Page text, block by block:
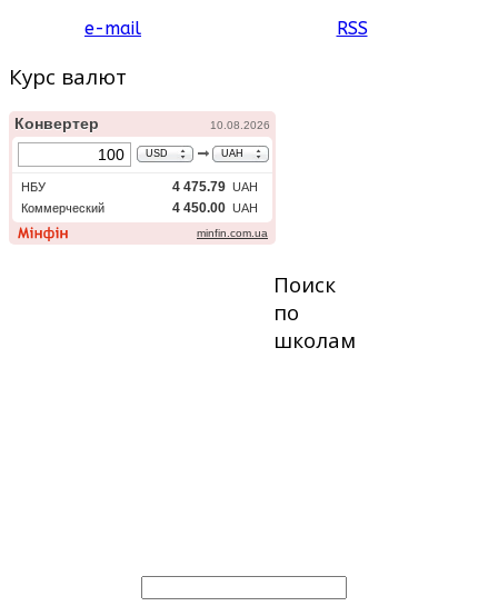
e-mail RSS
Курс валют
Поиск
по
школам